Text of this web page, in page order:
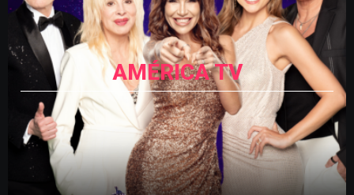
AMÉRICA TV